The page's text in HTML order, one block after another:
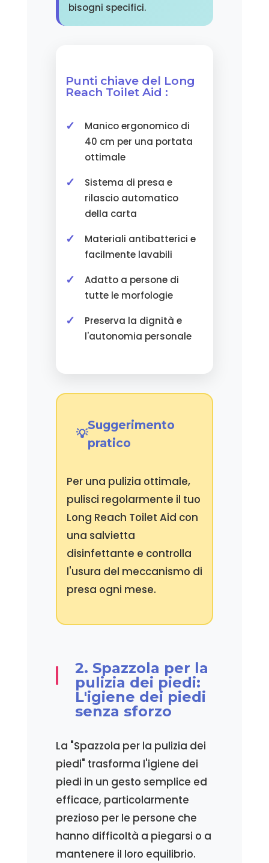
bisogni specifici.
Punti chiave del Long
Reach Toilet Aid :
Manico ergonomico di
40 cm per una portata
ottimale
Sistema di presa e
rilascio automatico
della carta
Materiali antibatterici e
facilmente lavabili
Adatto a persone di
tutte le morfologie
Preserva la dignità e
l'autonomia personale
Suggerimento
pratico
Per una pulizia ottimale,
pulisci regolarmente il tuo
Long Reach Toilet Aid con
una salvietta
disinfettante e controlla
l'usura del meccanismo di
presa ogni mese.
2. Spazzola per la
pulizia dei piedi:
L'igiene dei piedi
senza sforzo
La "Spazzola per la pulizia dei
piedi" trasforma l'igiene dei
piedi in un gesto semplice ed
efficace, particolarmente
prezioso per le persone che
hanno difficoltà a piegarsi o a
mantenere il loro equilibrio.